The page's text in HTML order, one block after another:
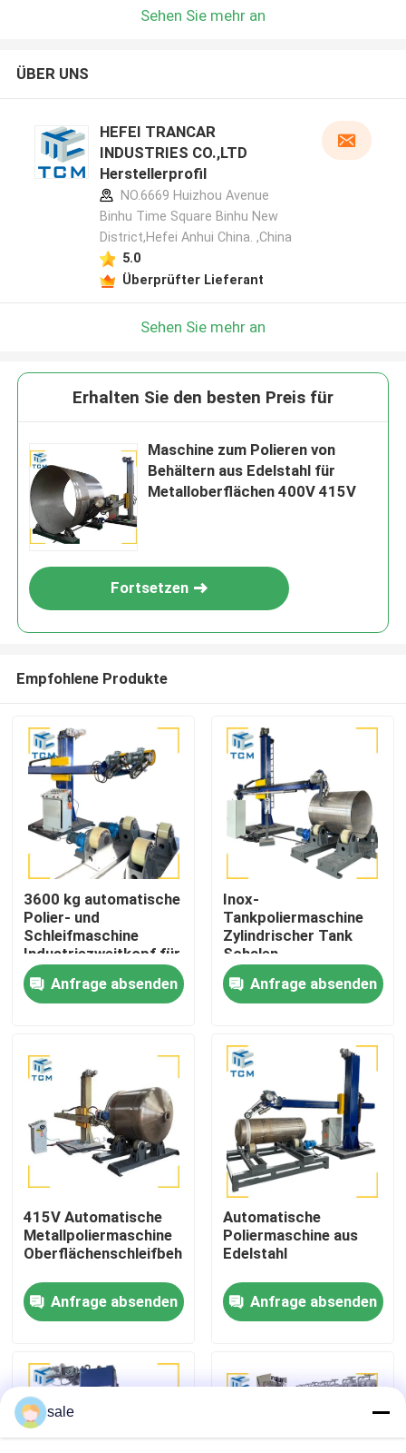
Zu Hause
Produkte
Werksbesichtigung
Qualitätskontrolle
Kontakt mit uns
Bitte um ein Angebot
Tankpoliermaschine
Sehen Sie mehr an
ÜBER UNS
HEFEI TRANCAR
INDUSTRIES CO.,LTD
Herstellerprofil
NO.6669 Huizhou Avenue
Binhu Time Square Binhu New
District,Hefei Anhui China. ,China
5.0
Überprüfter Lieferant
Sehen Sie mehr an
Erhalten Sie den besten Preis für
Maschine zum Polieren von
Behältern aus Edelstahl für
Metalloberflächen 400V 415V
Fortsetzen
Empfohlene Produkte
3600 kg automatische
Polier- und
Schleifmaschine
Industriezweitkopf für
Tankfahrzeuge
Anfrage absenden
Inox-
Tankpoliermaschine
Zylindrischer Tank
Schalen
Innenoberfläche
Metallpoliermaschine
Anfrage absenden
415V Automatische
Metallpoliermaschine
Oberflächenschleifbehälter
Anfrage absenden
Automatische
Poliermaschine aus
Edelstahl
Anfrage absenden
sale